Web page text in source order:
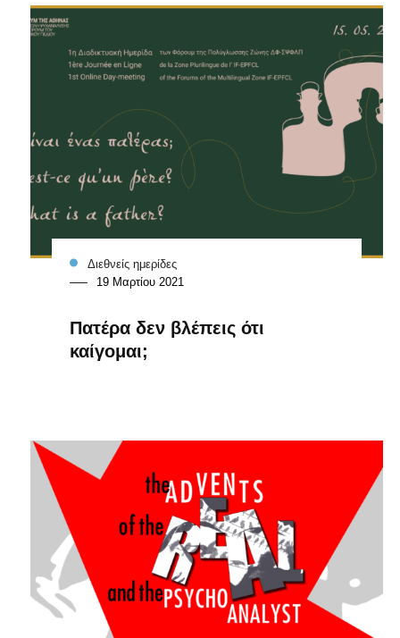
Διεθνείς ημερίδες
19 Μαρτίου 2021
Πατέρα δεν βλέπεις ότι
καίγομαι;